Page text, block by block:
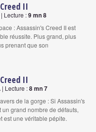
II
| Lecture :9 mn 8
: Assassin's Creed II est
réussite. Plus grand, plus
prenant que son
II
| Lecture :8 mn 7
de la gorge : Si Assassin's
un grand nombre de défauts,
est une véritable pépite.